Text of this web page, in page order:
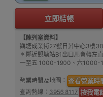
立即結帳
【陳列室資料】
觀塘成業街27號日昇中心3樓
＊鄰近觀塘站B1出口馬會轉左
一至五 1000-1900、六1000-
營業時間及地圖： 查看營業時
查詢熱線： 3956 8117 按我電